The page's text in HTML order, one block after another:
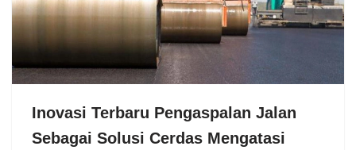
Inovasi Terbaru Pengaspalan Jalan
Sebagai Solusi Cerdas Mengatasi